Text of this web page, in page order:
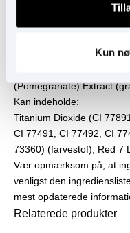
Kun
(Sunflower) Seed Oil
(Pomegranate) Extract
Kan indeholde:
Titanium Dioxide (CI
CI 77491, CI 77492, CI
73360) (farvestof), Red 7
Vær opmærksom på, at
venligst den
mest opdaterede
Relaterede produkter